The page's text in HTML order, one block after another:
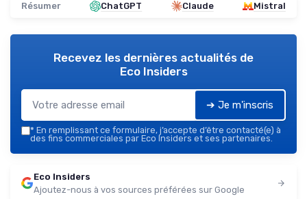
Résumer ChatGPT Claude Mistral
Recevez les dernières actualités de
Eco Insiders
➔ Je m'inscris
* En remplissant ce formulaire, j’accepte d’être contacté(e) à
des fins commerciales par Eco Insiders et ses partenaires.
Eco Insiders
Ajoutez-nous à vos sources préférées sur Google